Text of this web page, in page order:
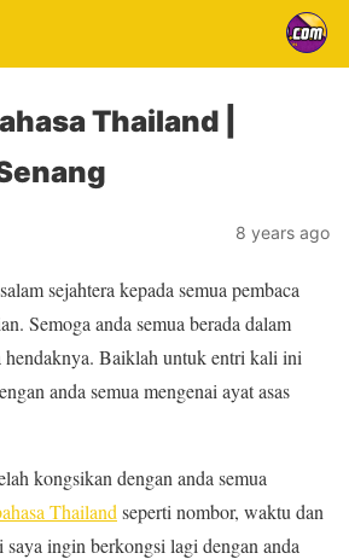
Thailand |
8 years ago
sejahtera kepada semua pembaca
Semoga anda semua berada dalam
hendaknya. Baiklah untuk entri kali ini
anda semua mengenai ayat asas
kongsikan dengan anda semua
Thailand seperti nombor, waktu dan
ingin berkongsi lagi dengan anda